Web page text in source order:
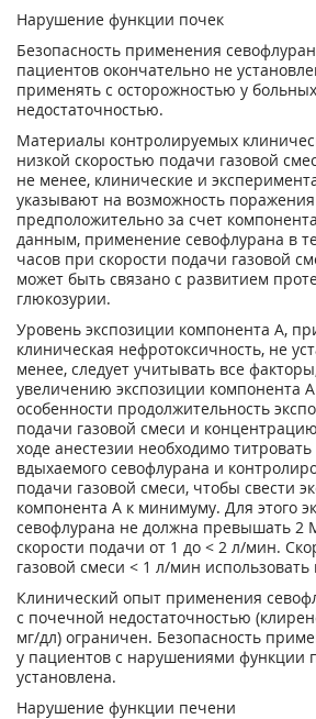
Нарушение функции почек
Безопасность применения
пациентов окончательно не
применять с осторожностью у
недостаточностью.
Материалы контролируемых
низкой скоростью подачи газовой
не менее, клинические и
указывают на возможность
предположительно за счет
данным, применение севофлурана в
часов при скорости подачи газовой
может быть связано с развитием
глюкозурии.
Уровень экспозиции компонента А,
клиническая нефротоксичность, не
менее, следует учитывать все
увеличению экспозиции компонента А
особенности продолжительность
подачи газовой смеси и
ходе анестезии необходимо
вдыхаемого севофлурана и
подачи газовой смеси, чтобы свести
компонента А к минимуму. Для этого
севофлурана не должна превышать 2
скорости подачи от 1 до < 2 л/мин.
газовой смеси < 1 л/мин использовать
Клинический опыт применения
с почечной недостаточностью
мг/дл) ограничен. Безопасность
у пациентов с нарушениями функции
установлена.
Нарушение функции печени